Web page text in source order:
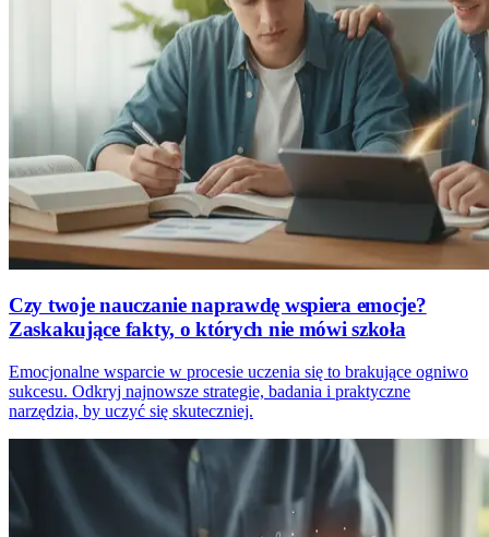
Czy twoje nauczanie naprawdę wspiera emocje?
Zaskakujące fakty, o których nie mówi szkoła
Emocjonalne wsparcie w procesie uczenia się to brakujące ogniwo
sukcesu. Odkryj najnowsze strategie, badania i praktyczne
narzędzia, by uczyć się skuteczniej.